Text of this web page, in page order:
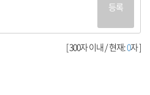
등록
[ 300자 이내 / 현재:0자 ]